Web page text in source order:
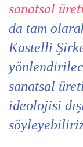
sanatsal
da tam
Kastelli
sanatsal
ideolojisi